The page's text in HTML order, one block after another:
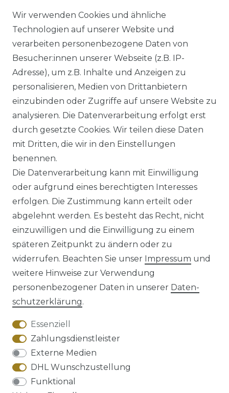
Material:91 % Baumwolle, 7 % Polyester, 2 %
Elasthan
Stoffart: gewebt
NOS: Ja
91 % Baumwolle, 7 % Polyester, 2 %
Elasthan
Impressum Daten­schutz­erklärung
AGB Barrierefreiheitserklärung
Widerrufs­recht
Wir verwenden Cookies und ähnliche
Technologien auf unserer Website und
verarbeiten personenbezogene Daten von
Besucher:innen unserer Webseite (z.B. IP-
Adresse), um z.B. Inhalte und Anzeigen zu
personalisieren, Medien von Drittanbietern
einzubinden oder Zugriffe auf unsere Website zu
analysieren. Die Datenverarbeitung erfolgt erst
durch gesetzte Cookies. Wir teilen diese Daten
mit Dritten, die wir in den Einstellungen
benennen.
Die Datenverarbeitung kann mit Einwilligung
oder aufgrund eines berechtigten Interesses
erfolgen. Die Zustimmung kann erteilt oder
abgelehnt werden. Es besteht das Recht, nicht
einzuwilligen und die Einwilligung zu einem
späteren Zeitpunkt zu ändern oder zu
widerrufen. Beachten Sie unser Impressum und
weitere Hinweise zur Verwendung
personenbezogener Daten in unserer Daten­
schutz­erklärung.
Essenziell
Zahlungsdienstleister
Externe Medien
DHL Wunschzustellung
Funktional